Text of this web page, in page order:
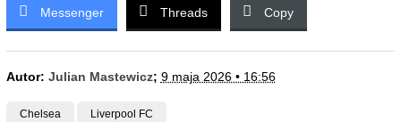
Messenger Threads Copy
Autor: Julian Mastewicz; 9 maja 2026 • 16:56
Chelsea Liverpool FC